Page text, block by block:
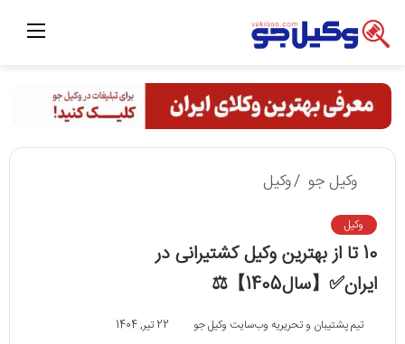
منو
وکیل جو /وکیل
وکیل
10 تا از بهترین وکیل کشتیرانی در
ایران✅【سال1405】⚖️
تیم پشتیبان و تحریریه وب‌سایت وکیل جو
22 تیر, 1404